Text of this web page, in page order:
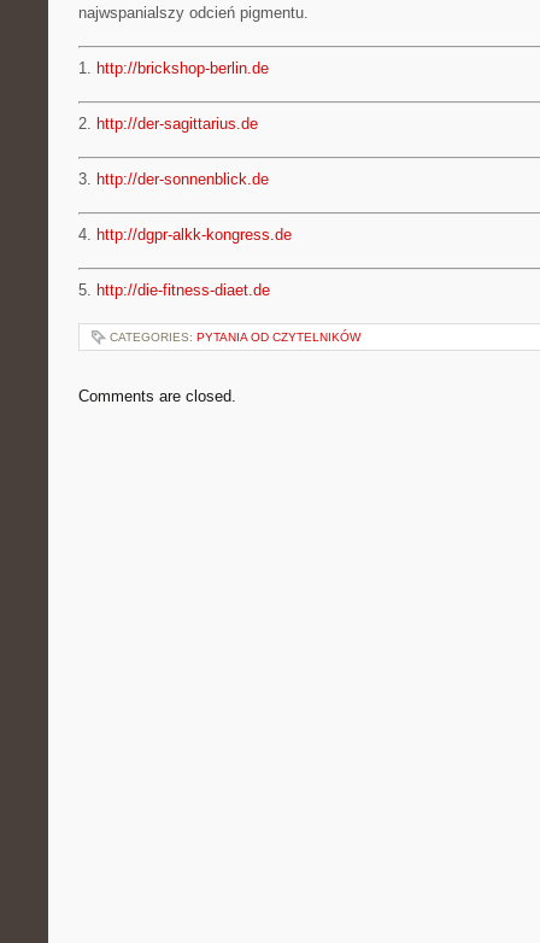
najwspanialszy odcień pigmentu.
1. http://brickshop-berlin.de
2. http://der-sagittarius.de
3. http://der-sonnenblick.de
4. http://dgpr-alkk-kongress.de
5. http://die-fitness-diaet.de
CATEGORIES: PYTANIA OD CZYTELNIKÓW
Comments are closed.